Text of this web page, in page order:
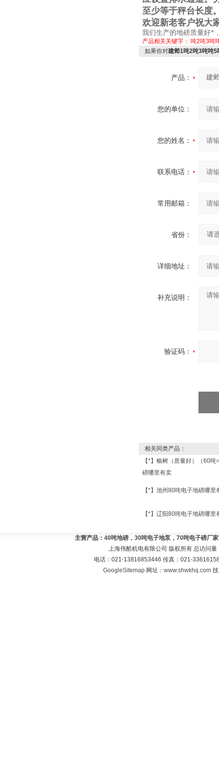
至少等于秤台长度
欢迎新老客户祝大
我们生产的地磅质量好*
产品相关关键字： 吨2吨3吨
如果你对建邺1吨2吨3吨吨5
产品：
您的单位：
您的姓名：
联系电话：
常用邮箱：
省份：
详细地址：
补充说明：
验证码：
相关同类产品：
【*】榆树（质量好）（60
磅哪里有卖
【*】池州80吨电子地磅哪里
【*】辽阳80吨电子地磅哪里
主营产品： 40吨地磅，30吨电子地泵，70吨电子磅厂
上海伟酷机电有限公司 版权所有 总访问量
电话：021-13816853446 传真：021-
GoogleSitemap 网址：www.shwkhq.com